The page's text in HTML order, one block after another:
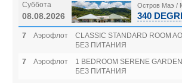
Суббота
08.08.2026
Остров Маэ /
340
7 Аэрофлот
CLASSIC STANDARD ROOM AO
БЕЗ ПИТАНИЯ
7 Аэрофлот
1 BEDROOM SERENE
БЕЗ ПИТАНИЯ